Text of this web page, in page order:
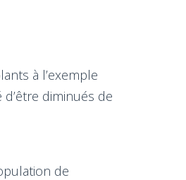
à l’exemple
diminués de
de